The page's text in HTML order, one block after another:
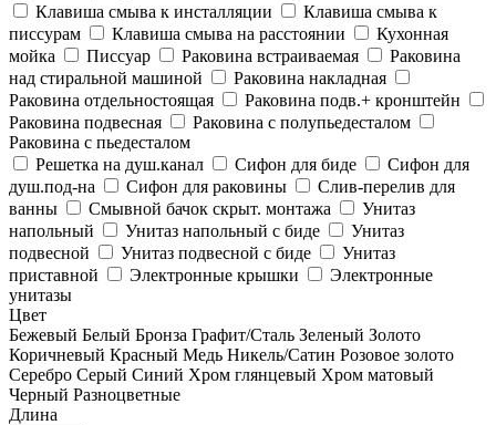
Клавиша смыва к инсталляции
Клавиша смыва к
писсурам
Клавиша смыва на расстоянии
Кухонная
мойка
Писсуар Раковина встраиваемая
Раковина
над стиральной машиной
Раковина накладная
Раковина отдельностоящая
Раковина подв.+ кронштейн
Раковина подвесная
Раковина с полупьедесталом
Раковина с пьедесталом
Решетка на душ.канал
Сифон для биде
Сифон для
душ.под-на
Сифон для раковины
Слив-перелив для
ванны
Смывной бачок скрыт. монтажа
Унитаз
напольный
Унитаз напольный с биде
Унитаз
подвесной
Унитаз подвесной с биде
Унитаз
приставной
Электронные крышки
Электронные
унитазы
Цвет
Бежевый Белый Бронза Графит/Сталь Зеленый Золото
Коричневый Красный Медь Никель/Сатин Розовое золото
Серебро Серый Синий Хром глянцевый Хром матовый
Черный Разноцветные
Длина